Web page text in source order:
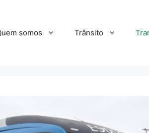
somos Trânsito